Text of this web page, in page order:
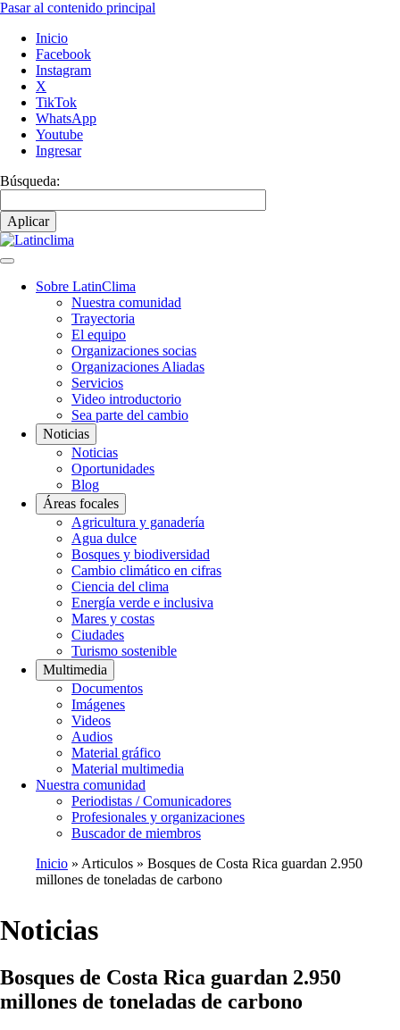
Pasar al contenido principal
Inicio
Facebook
Instagram
X
TikTok
WhatsApp
Youtube
Ingresar
Búsqueda:
Navegación
Sobre LatinClima
Nuestra comunidad
Trayectoria
El equipo
Organizaciones socias
Organizaciones Aliadas
Servicios
Video introductorio
Sea parte del cambio
Noticias
Noticias
Oportunidades
Blog
Áreas focales
Agricultura y ganadería
Agua dulce
Bosques y biodiversidad
Cambio climático en cifras
Ciencia del clima
Energía verde e inclusiva
Mares y costas
Ciudades
Turismo sostenible
Multimedia
Documentos
Imágenes
Videos
Audios
Material gráfico
Material multimedia
Nuestra comunidad
Periodistas / Comunicadores
Profesionales y organizaciones
Buscador de miembros
Ruta
navegación
Inicio Articulos
Bosques de Costa Rica guardan 2.950
millones de toneladas de carbono
Noticias
Bosques de Costa Rica guardan 2.950
millones de toneladas de carbono